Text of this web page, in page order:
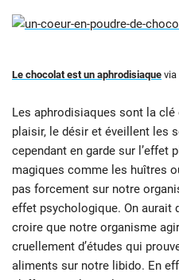
Le chocolat est un aphrodisiaque via
Les aphrodisiaques sont la
plaisir, le désir et éveillent les
cependant en garde sur l’effet
magiques comme les huîtres
pas forcement sur notre
effet psychologique. On aurait
croire que notre organisme
cruellement d’études qui
aliments sur notre libido. En